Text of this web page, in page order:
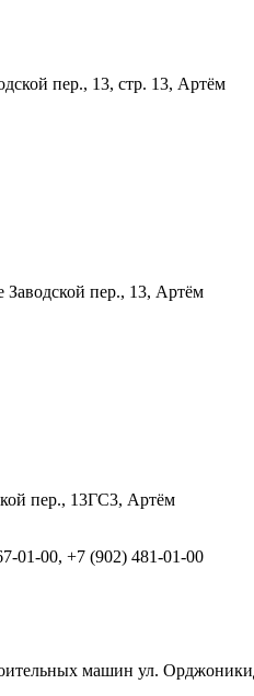
пер., 13, стр. 13, Артём
Заводской пер., 13, Артём
пер., 13ГС3, Артём
01-00, +7 (902) 481-01-00
машин ул.